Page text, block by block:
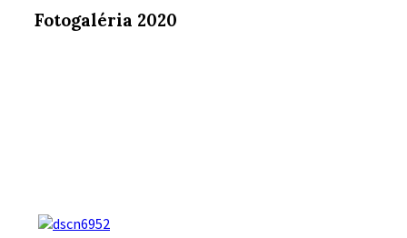
Fotogaléria 2020